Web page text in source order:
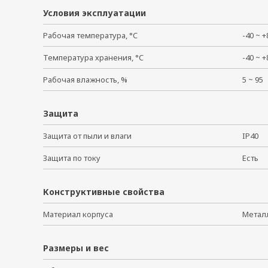
Условия эксплуатации
Рабочая температура, °C -40 ~
Температура хранения, °C -40 ~
Рабочая влажность, % 5 ~ 95
Защита
Защита от пыли и влаги IP40
Защита по току Есть
Конструктивные свойства
Материал корпуса
Размеры и вес